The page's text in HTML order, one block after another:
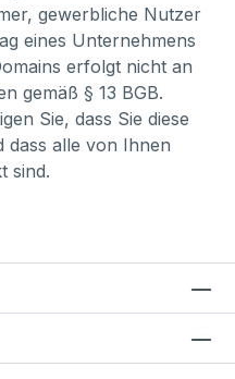
gewerbliche Nutzer
eines Unternehmens
erfolgt nicht an
gemäß § 13 BGB.
Sie, dass Sie diese
alle von Ihnen
sind.